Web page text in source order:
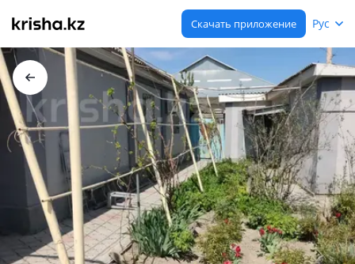
Скачать приложение Рус